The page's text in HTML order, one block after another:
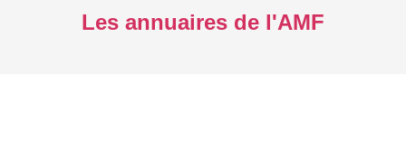
Les annuaires de l'AMF